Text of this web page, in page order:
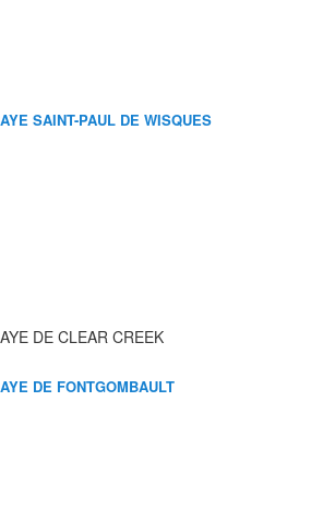
SAINT-PAUL DE WISQUES
DE CLEAR CREEK
DE FONTGOMBAULT